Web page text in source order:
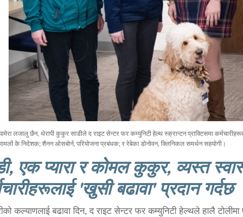
लजालु छैन, थेरापी कुकुर साडीले द राइट सेन्टर फर कम्युनिटी हेल्थ स्क्रान्टन प्राक्टिसमा
के निदेशक; शैनन ओसबोर्न, परियोजना प्रबंधक; र रेबेका डोनोवन, क्लिनिकल समर्थन सहयोगी।
एक प्यारा र कोमल कुकुर, व्यस्त
'खुसी बढावा' प्रदान गर्दछ
कल्याणलाई बढावा दिन, द राइट सेन्टर फर कम्युनिटी हेल्थले हालै